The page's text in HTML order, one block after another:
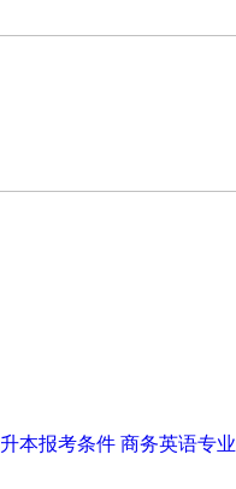
本报考条件 商务英语专业